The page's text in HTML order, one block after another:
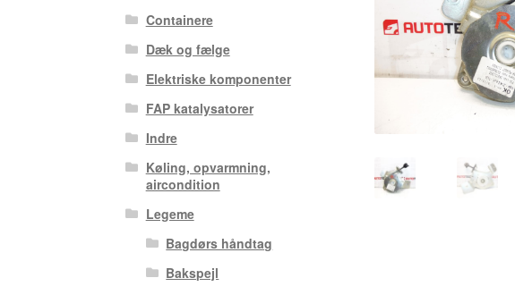
Containere
Dæk og fælge
Elektriske komponenter
FAP katalysatorer
Indre
Køling, opvarmning,
aircondition
Legeme
Bagdørs håndtag
Bakspejl